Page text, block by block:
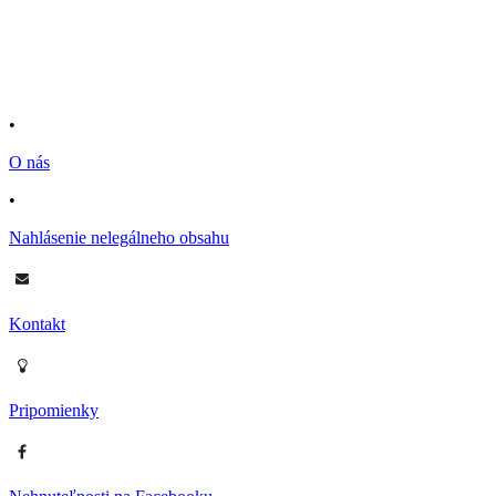
•
O nás
•
Nahlásenie nelegálneho obsahu
Kontakt
Pripomienky